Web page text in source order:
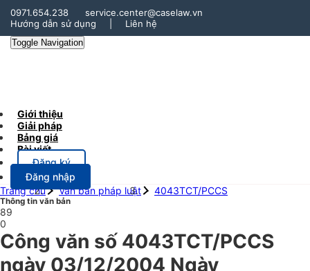
0971.654.238
service.center@caselaw.vn
Hướng dẫn sử dụng
Liên hệ
Toggle Navigation
Giới thiệu
Giải pháp
Bảng giá
Bài viết
Đăng ký
Đăng nhập
Trang chủ
Văn bản pháp luật 4043TCT/PCCS
Thông tin văn bản
89
0
Công văn số 4043TCT/PCCS
ngày 03/12/2004 Ngày